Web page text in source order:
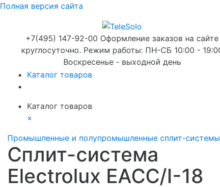
Полная версия сайта
+7(495) 147-92-00 Оформление заказов на сайте
круглосуточно. Режим работы: ПН-СБ 10:00 -
Воскресенье - выходной день
Каталог товаров
Каталог товаров
×
Промышленные и полупромышленные сплит-системы
Сплит-система
Electrolux EACC/I-18